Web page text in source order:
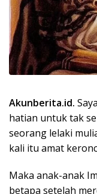
Akunberita.id.
hatian untuk tak
seorang lelaki
kali itu amat
Maka anak-anak
betapa setelah